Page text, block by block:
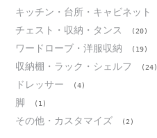
キッチン・台所・キャビネット
チェスト・収納・タンス (20)
ワードローブ・洋服収納 (19)
収納棚・ラック・シェルフ (24)
ドレッサー (4)
脚 (1)
その他・カスタマイズ (2)